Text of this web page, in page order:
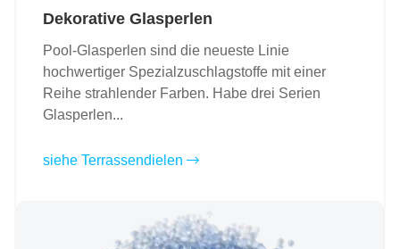
Dekorative Glasperlen
Pool-Glasperlen sind die neueste Linie
hochwertiger Spezialzuschlagstoffe mit einer
Reihe strahlender Farben. Habe drei Serien
Glasperlen...
siehe Terrassendielen